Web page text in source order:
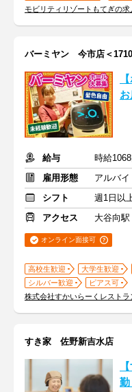
モビリティリゾートもてぎの求
バーミヤン 今市店＜
給与
時給
雇用形態
アルバイ
シフト
週1日以
アクセス
大谷向駅
オンライン面接可
高校生歓迎 大学生歓迎
シルバー歓迎
ピアス可
株式会社すかいらーくレスト
すき家 佐野新吉水店
勤